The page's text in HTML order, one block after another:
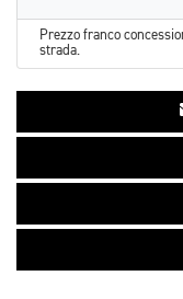
Prezzo franco
strada.